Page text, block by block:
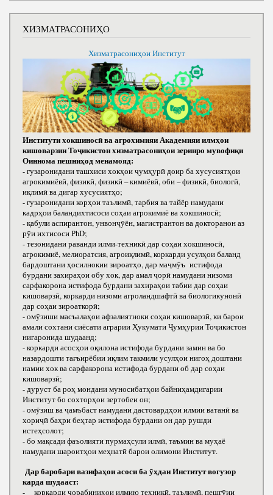
ХИЗМАТРАСОНИҲО
Хизматрасониҳои Институт
Институти хокшиносӣ ва агрохимияи Академияи илмҳои
кишоварзии Тоҷикистон хизматрасониҳои зеринро мувофиқи
Оиннома пешниҳод менамояд:
- гузаронидани ташхиси хокҳои ҷумҳурӣ доир ба хусусиятҳои
агрокимиёвӣ, физикӣ, физикӣ – кимиёвӣ, оби – физикӣ, биологӣ,
иқлимӣ ва дигар хусусиятҳо;
- гузаронидани корҳои таълимӣ, тарбия ва тайёр намудани
кадрҳои баландихтисоси соҳаи агрокимиё ва хокшиносӣ;
- қабули аспирантон, унвонҷӯён, магистрантон ва докторанон аз
рӯи ихтисоси РhD;
- тезонидани раванди илми-техникӣ дар соҳаи хокшиносӣ,
агрокимиё, мелиоратсия, агроиқлимӣ, коркарди усулҳои баланд
бардоштани ҳосилнокии зироатҳо, дар маҷмӯъ истифода
бурдани захираҳои обу хок, дар амал ҷорӣ намудани низоми
сарфакорона истифода бурдани захираҳои табии дар соҳаи
кишоварзӣ, коркарди низоми агроландшафтӣ ва биологикунонӣ
дар соҳаи зироаткорӣ;
- омӯзиши масъалаҳои афзалиятноки соҳаи кишоварзӣ, ки барои
амали сохтани сиёсати аграрии Ҳукумати Ҷумҳурии Тоҷикистон
нигаронида шудаанд;
- коркарди асосҳои оқилона истифода бурдани замин ва бо
назардошти тағъирёбии иқлим такмили усулҳои нигоҳ доштани
намии хок ва сарфакорона истифода бурдани об дар соҳаи
кишоварзӣ;
- дуруст ба роҳ мондани муносибатҳои байниҳамдигарии
Институт бо сохторҳои зертобеи он;
- омӯзиш ва ҷамъбаст намудани дастовардҳои илмии ватанӣ ва
хориҷӣ баҳри беҳтар истифода бурдани он дар рушди
истеҳсолот;
- бо мақсади фаъолияти пурмаҳсули илмӣ, таъмин ва муҳаё
намудани шароитҳои меҳнатӣ барои олимони Институт.
Дар баробари вазифаҳои асоси ба ӯҳдаи Институт вогузор
карда шудааст:
- коркарди чорабиниҳои илмию техникӣ, таълимӣ, пешгӯии